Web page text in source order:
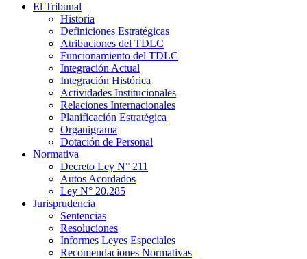
El Tribunal
Historia
Definiciones Estratégicas
Atribuciones del TDLC
Funcionamiento del TDLC
Integración Actual
Integración Histórica
Actividades Institucionales
Relaciones Internacionales
Planificación Estratégica
Organigrama
Dotación de Personal
Normativa
Decreto Ley N° 211
Autos Acordados
Ley N° 20.285
Jurisprudencia
Sentencias
Resoluciones
Informes Leyes Especiales
Recomendaciones Normativas